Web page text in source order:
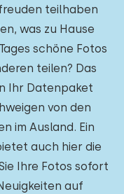
teilhaben
was zu Hause
schöne Fotos
teilen? Das
Ihr Datenpaket
von den
im Ausland. Ein
auch hier die
Ihre Fotos sofort
auf